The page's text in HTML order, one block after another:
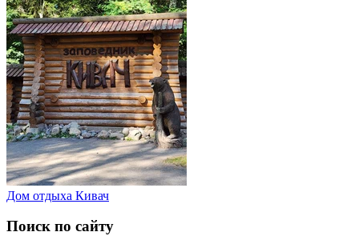
Дом отдыха Кивач
Поиск по сайту